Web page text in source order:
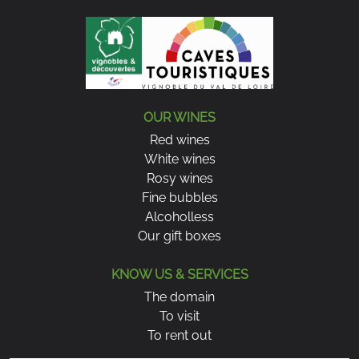
filet mignon ou encore un risotto aux champignons.
A suitable service temperature
To fully appreciate its aromas, we advise to serve the
Bourgueil between 14 and 16 ° C. A slight ventilation
aromatic palette. For the most structured vintages,
an early an hour opening will bring a better
expression of aromas and a more silky texture.
How long to keep a bourgueil?
Selon le millésime et le terroir, unvin Bourgueil
jeune sur le fruit ou être conservé
plusieurs années pour développer des notes plus
. Les cuvées issues des terroirs argilo-
calcaires ont un potentiel de garde plus long, offrant
OUR WINES
Red wines
White wines
Rosy wines
Fine bubbles
Alcoholless
Our gift boxes
KNOW US & SERVICES
The domain
To visit
To rent out